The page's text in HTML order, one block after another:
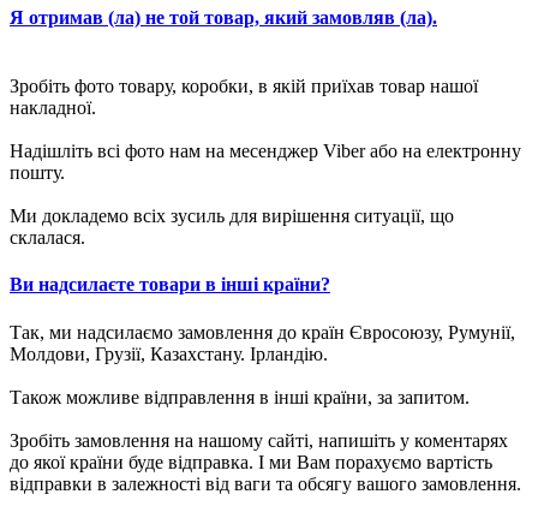
Я отримав (ла) не той товар, який замовляв (ла).
Зробіть фото товару, коробки, в якій приїхав товар нашої
накладної.
Надішліть всі фото нам на месенджер Viber або на електронну
пошту.
Ми докладемо всіх зусиль для вирішення ситуації, що
склалася.
Ви надсилаєте товари в інші країни?
Так, ми надсилаємо замовлення до країн Євросоюзу, Румунії,
Молдови, Грузії, Казахстану. Ірландію.
Також можливе відправлення в інші країни, за запитом.
Зробіть замовлення на нашому сайті, напишіть у коментарях
до якої країни буде відправка. І ми Вам порахуємо вартість
відправки в залежності від ваги та обсягу вашого замовлення.